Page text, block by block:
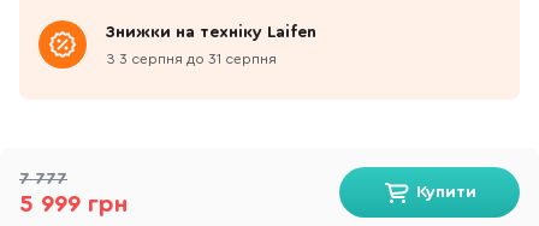
Знижки на техніку Laifen
З 3 серпня до 31 серпня
7 777
5 999 грн Купити